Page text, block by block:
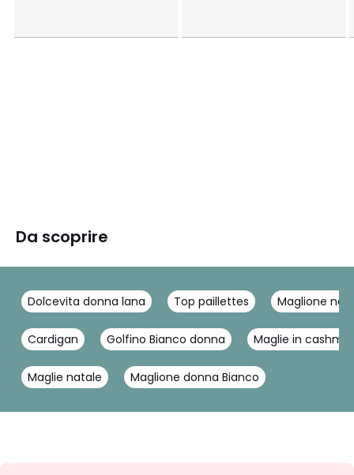
Da scoprire
Dolcevita donna lana Top paillettes Maglione
Cardigan Golfino Bianco donna Maglie in
Maglie natale Maglione donna Bianco